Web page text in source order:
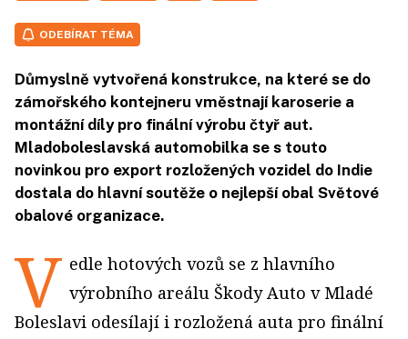
ODEBÍRAT TÉMA
Důmyslně vytvořená konstrukce, na které se do
zámořského kontejneru vměstnají karoserie a
montážní díly pro finální výrobu čtyř aut.
Mladoboleslavská automobilka se s touto
novinkou pro export rozložených vozidel do Indie
dostala do hlavní soutěže o nejlepší obal Světové
obalové organizace.
V edle hotových vozů se z hlavního
výrobního areálu Škody Auto v Mladé
Boleslavi odesílají i rozložená auta pro finální